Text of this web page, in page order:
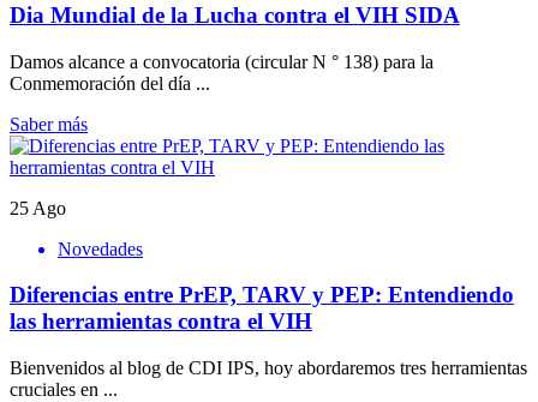
Dia Mundial de la Lucha contra el VIH SIDA
Damos alcance a convocatoria (circular N ° 138) para la
Conmemoración del día ...
Saber más
25 Ago
Novedades
Diferencias entre PrEP, TARV y PEP: Entendiendo
las herramientas contra el VIH
Bienvenidos al blog de CDI IPS, hoy abordaremos tres herramientas
cruciales en ...